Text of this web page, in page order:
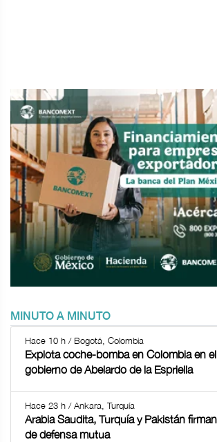
MINUTO A MINUTO
Hace 10 h / Bogotá, Colombia
Explota coche-bomba en Colombia en
gobierno de Abelardo de la Espriella
Hace 23 h / Ankara, Turquía
Arabia Saudita, Turquía y Pakistán
de defensa mutua